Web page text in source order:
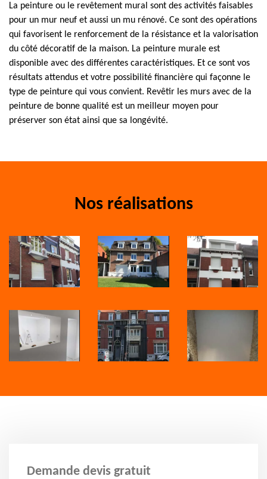
La peinture ou le revêtement mural sont des activités faisables
pour un mur neuf et aussi un mu rénové. Ce sont des opérations
qui favorisent le renforcement de la résistance et la valorisation
du côté décoratif de la maison. La peinture murale est
disponible avec des différentes caractéristiques. Et ce sont vos
résultats attendus et votre possibilité financière qui façonne le
type de peinture qui vous convient. Revêtir les murs avec de la
peinture de bonne qualité est un meilleur moyen pour
préserver son état ainsi que sa longévité.
Nos réalisations
Demande devis gratuit